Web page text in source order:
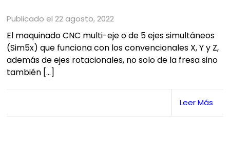
Publicado el 22 agosto, 2022
El maquinado CNC multi-eje o de 5 ejes simultáneos
(Sim5x) que funciona con los convencionales X, Y y Z,
además de ejes rotacionales, no solo de la fresa sino
también […]
Leer Más